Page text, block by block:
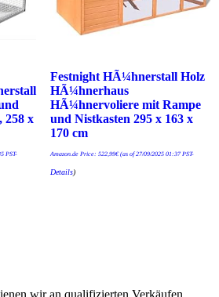
258 x
PST-
Festnight HÃ¼hnerstall Holz
HÃ¼hnerhaus
HÃ¼hnervoliere mit Rampe
und Nistkasten 295 x 163 x
170 cm
Amazon.de Price: 522,99€(as of 27/09/2025 01:37 PST-
Details)